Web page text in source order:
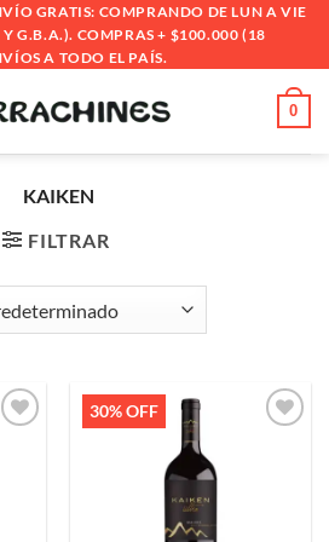
GRATIS: COMPRANDO DE LUN A VIE
G.B.A.). COMPRAS + $100.000 (18
A TODO EL PAÍS.
0
KAIKEN
FILTRAR
30% OFF